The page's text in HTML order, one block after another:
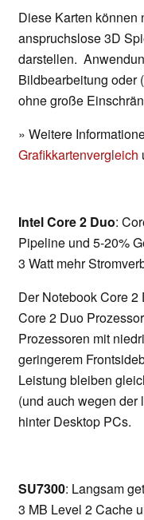
Diese Karten können
anspruchslose 3D
darstellen.
Bildbearbeitung oder
ohne große
» Weitere
Grafikkartenvergleich
Intel Core 2 Duo:
Pipeline und 5-20%
3 Watt mehr
Der Notebook Core
Core 2 Duo
Prozessoren mit
geringerem
Leistung bleiben
(und auch wegen der
hinter Desktop PCs.
SU7300: Langsam
3 MB Level 2 Cache